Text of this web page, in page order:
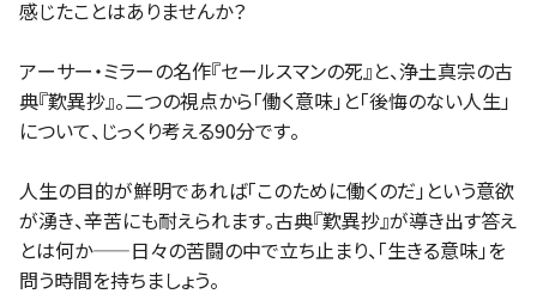
感じたことはありませんか？
アーサー・ミラーの名作『セールスマンの死』と、浄土真宗の古
典『歎異抄』。二つの視点から「働く意味」と「後悔のない人生」
について、じっくり考える90分です。
人生の目的が鮮明であれば「このために働くのだ」という意欲
が湧き、辛苦にも耐えられます。古典『歎異抄』が導き出す答え
とは何か——日々の苦闘の中で立ち止まり、「生きる意味」を
問う時間を持ちましょう。